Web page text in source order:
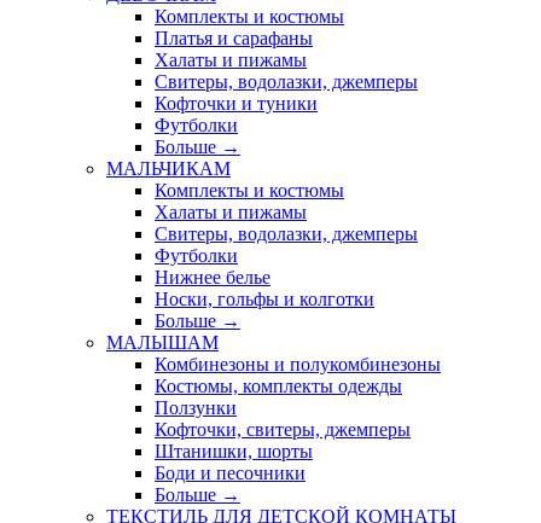
Комплекты и костюмы
Платья и сарафаны
Халаты и пижамы
Свитеры, водолазки, джемперы
Кофточки и туники
Футболки
Больше →
МАЛЬЧИКАМ
Комплекты и костюмы
Халаты и пижамы
Свитеры, водолазки, джемперы
Футболки
Нижнее белье
Носки, гольфы и колготки
Больше →
МАЛЫШАМ
Комбинезоны и полукомбинезоны
Костюмы, комплекты одежды
Ползунки
Кофточки, свитеры, джемперы
Штанишки, шорты
Боди и песочники
Больше →
ТЕКСТИЛЬ ДЛЯ ДЕТСКОЙ КОМНАТЫ